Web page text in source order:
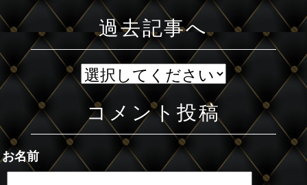
過去記事へ
コメント投稿
お名前